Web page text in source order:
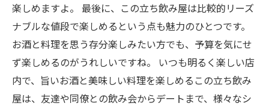
楽しめますよ。 最後に、この立ち飲み屋は比較的リーズ
ナブルな値段で楽しめるという点も魅力のひとつです。
お酒と料理を思う存分楽しみたい方でも、予算を気にせ
ず楽しめるのがうれしいですね。 いつも明るく楽しい店
内で、旨いお酒と美味しい料理を楽しめるこの立ち飲み
屋は、友達や同僚との飲み会からデートまで、様々なシ